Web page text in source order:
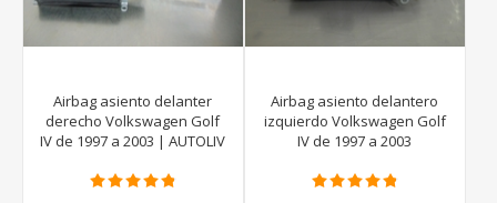
Airbag asiento delanter
derecho Volkswagen Golf
IV de 1997 a 2003 | AUTOLIV
Airbag asiento delantero
izquierdo Volkswagen Golf
IV de 1997 a 2003